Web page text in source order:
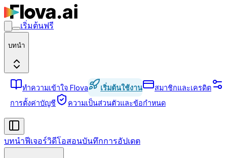
เริ่มต้นฟรี
บทนำ
ทำความเข้าใจ Flova เริ่มต้นใช้งาน
สมาชิกและเครดิต
การตั้งค่าบัญชี
ความเป็นส่วนตัวและข้อกำหนด
บทนำฟีเจอร์วิดีโอสอนบันทึกการอัปเดต